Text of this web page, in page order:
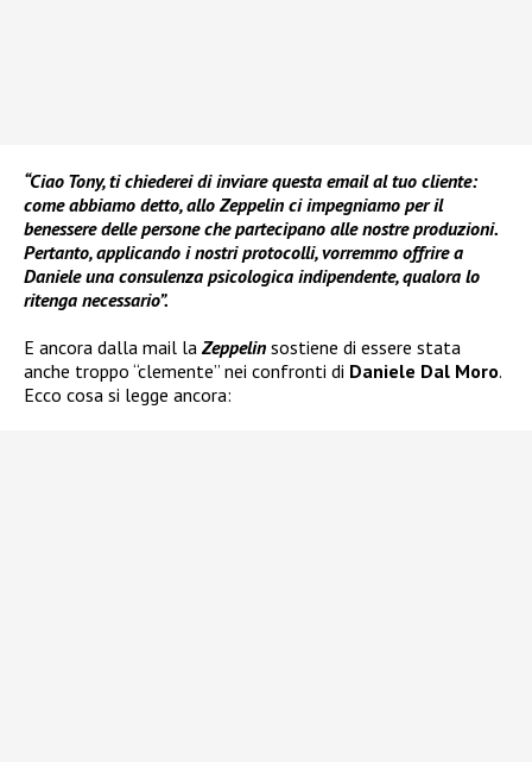
“Ciao Tony, ti chiederei di inviare questa email al tuo cliente:
come abbiamo detto, allo Zeppelin ci impegniamo per il
benessere delle persone che partecipano alle nostre produzioni.
Pertanto, applicando i nostri protocolli, vorremmo offrire a
Daniele una consulenza psicologica indipendente, qualora lo
ritenga necessario”.
E ancora dalla mail la Zeppelin sostiene di essere stata
anche troppo “clemente” nei confronti di Daniele Dal Moro.
Ecco cosa si legge ancora: